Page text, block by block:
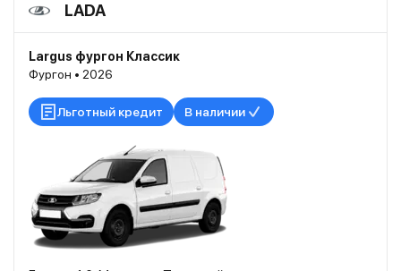
LADA
Largus фургон Классик
Фургон • 2026
Льготный кредит В наличии